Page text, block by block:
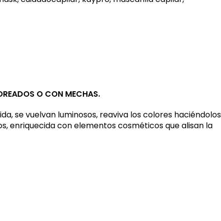
O CON MECHAS.
se vuelvan luminosos, reaviva los colores haciéndolos
enriquecida con elementos cosméticos que alisan la